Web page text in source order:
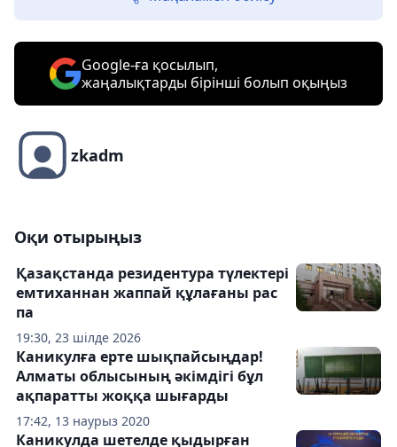
Google-ға қосылып,
жаңалықтарды бірінші болып оқыңыз
zkadm
Оқи отырыңыз
19:30, 23 шілде 2026
Қазақстанда резидентура түлектері
емтиханнан жаппай құлағаны рас
па
17:42, 13 наурыз 2020
Каникулға ерте шықпайсыңдар!
Алматы облысының әкімдігі бұл
ақпаратты жоққа шығарды
Каникулда шетелде қыдырған